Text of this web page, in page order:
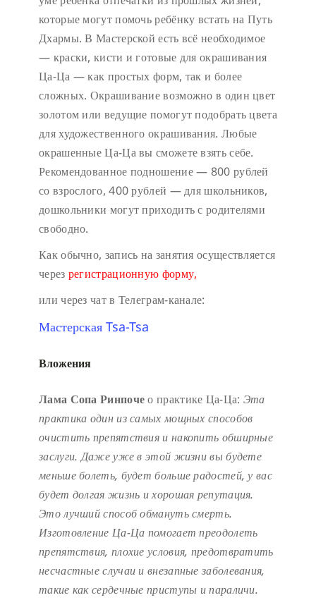
которые могут помочь ребёнку встать на Путь
Дхармы. В Мастерской есть всё необходимое
— краски, кисти и готовые для окрашивания
Ца-Ца — как простых форм, так и более
сложных. Окрашивание возможно в один цвет
золотом или ведущие помогут подобрать цвета
для художественного окрашивания. Любые
окрашенные Ца-Ца вы сможете взять себе.
Рекомендованное подношение — 800 рублей
со взрослого, 400 рублей — для школьников,
дошкольники могут приходить с родителями
свободно.
Как обычно, запись на занятия осуществляется
через регистрационную форму,
или через чат в Телеграм-канале:
Мастерская Tsa-Tsa
Вложения
Лама Сопа Ринпочео практике Ца-Ца: Эта
практика один из самых мощных способов
очистить препятствия и накопить обширные
заслуги. Даже уже в этой жизни вы будете
меньше болеть, будет больше радостей, у вас
будет долгая жизнь и хорошая репутация.
Это лучший способ обмануть смерть.
Изготовление Ца-Ца помогает преодолеть
препятствия, плохие условия, предотвратить
несчастные случаи и внезапные заболевания,
такие как сердечные приступы и параличи.